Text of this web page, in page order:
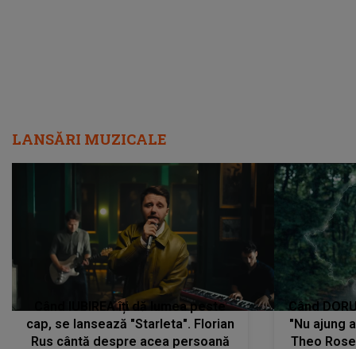
LANSĂRI MUZICALE
Când IUBIREA îți dă lumea peste
cap, se lansează "Starleta". Florian
Rus cântă despre acea persoană
Când
"Nu ajung
Theo